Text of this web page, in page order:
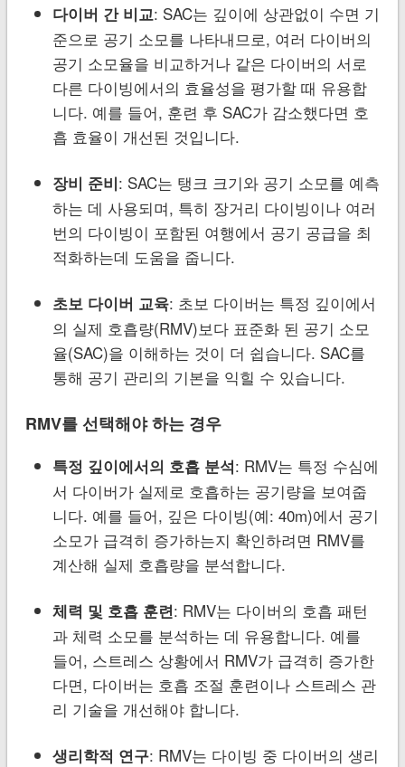
다이버 간 비교: SAC는 깊이에 상관없이 수면 기
준으로 공기 소모를 나타내므로, 여러 다이버의
공기 소모율을 비교하거나 같은 다이버의 서로
다른 다이빙에서의 효율성을 평가할 때 유용합
니다. 예를 들어, 훈련 후 SAC가 감소했다면 호
흡 효율이 개선된 것입니다.
장비 준비: SAC는 탱크 크기와 공기 소모를 예측
하는 데 사용되며, 특히 장거리 다이빙이나 여러
번의 다이빙이 포함된 여행에서 공기 공급을 최
적화하는데 도움을 줍니다.
초보 다이버 교육: 초보 다이버는 특정 깊이에서
의 실제 호흡량(RMV)보다 표준화 된 공기 소모
율(SAC)을 이해하는 것이 더 쉽습니다. SAC를
통해 공기 관리의 기본을 익힐 수 있습니다.
RMV를 선택해야 하는 경우
특정 깊이에서의 호흡 분석: RMV는 특정 수심에
서 다이버가 실제로 호흡하는 공기량을 보여줍
니다. 예를 들어, 깊은 다이빙(예: 40m)에서 공기
소모가 급격히 증가하는지 확인하려면 RMV를
계산해 실제 호흡량을 분석합니다.
체력 및 호흡 훈련: RMV는 다이버의 호흡 패턴
과 체력 소모를 분석하는 데 유용합니다. 예를
들어, 스트레스 상황에서 RMV가 급격히 증가한
다면, 다이버는 호흡 조절 훈련이나 스트레스 관
리 기술을 개선해야 합니다.
생리학적 연구: RMV는 다이빙 중 다이버의 생리